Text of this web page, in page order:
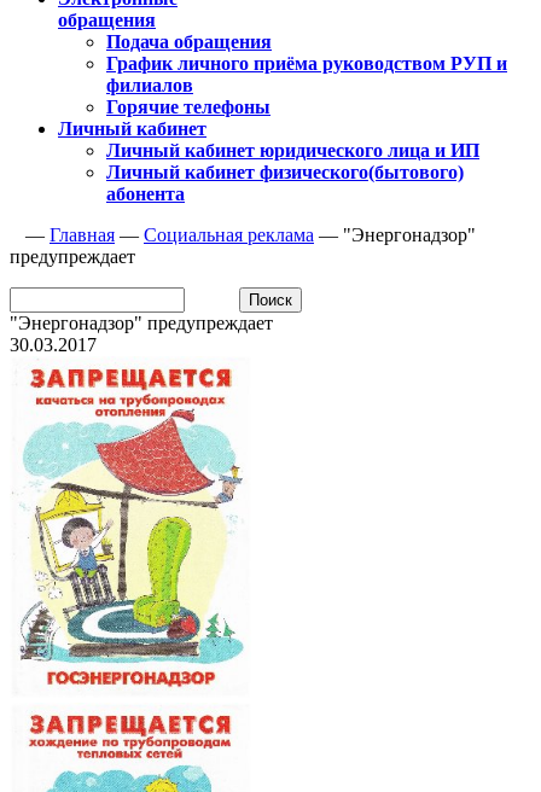
обращения
Подача обращения
График личного приёма руководством РУП и
филиалов
Горячие телефоны
Личный кабинет
Личный кабинет юридического лица и ИП
Личный кабинет физического(бытового)
абонента
— Главная — Социальная реклама — "Энергонадзор"
предупреждает
"Энергонадзор" предупреждает
30.03.2017